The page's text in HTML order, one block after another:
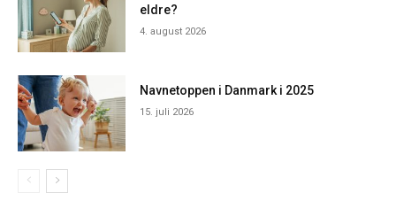
eldre?
4. august 2026
Navnetoppen i Danmark i 2025
15. juli 2026